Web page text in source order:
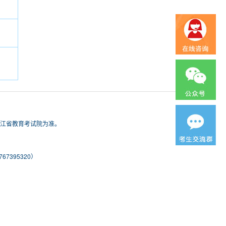
省教育考试院为准。
）